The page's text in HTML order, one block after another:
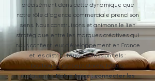
précisément dans cette dynamique que
notre rôle d'agence commerciale prend son
sens. Nous construisons et animons le lien
stratégique entre les marques créatives qui
nous confient leur développement en France
et les distributeurs professionnels :
boutiques, concept stores, hôtels,
restaurants.Notre force : connecter les